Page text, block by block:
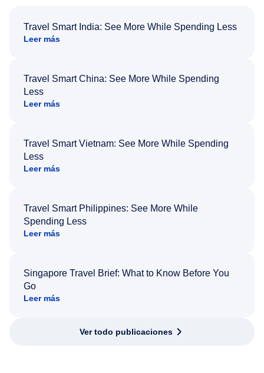
Travel Smart India: See More While Spending Less
Leer más
Travel Smart China: See More While Spending
Less
Leer más
Travel Smart Vietnam: See More While Spending
Less
Leer más
Travel Smart Philippines: See More While
Spending Less
Leer más
Singapore Travel Brief: What to Know Before You
Go
Leer más
Ver todo publicaciones